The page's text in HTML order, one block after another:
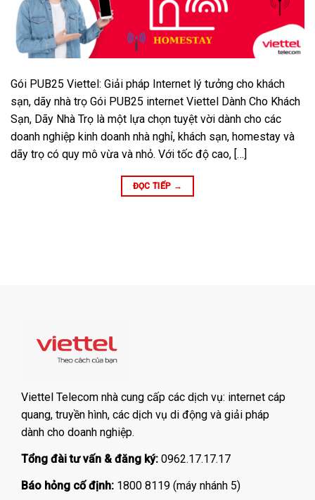
Gói PUB25 Viettel: Giải pháp Internet lý tưởng cho khách
sạn, dãy nhà trọ Gói PUB25 internet Viettel Dành Cho Khách
Sạn, Dãy Nhà Trọ là một lựa chọn tuyệt vời dành cho các
doanh nghiệp kinh doanh nhà nghỉ, khách sạn, homestay và
dãy trọ có quy mô vừa và nhỏ. Với tốc độ cao, […]
ĐỌC TIẾP →
Viettel Telecom nhà cung cấp các dịch vụ: internet cáp
quang, truyền hình, các dịch vụ di động và giải pháp
dành cho doanh nghiệp.
Tổng đài tư vấn & đăng ký: 0962.17.17.17
Báo hỏng cố định: 1800 8119 (máy nhánh 5)